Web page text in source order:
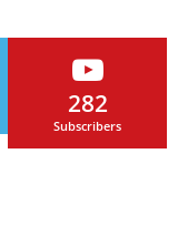
282
Subscribers